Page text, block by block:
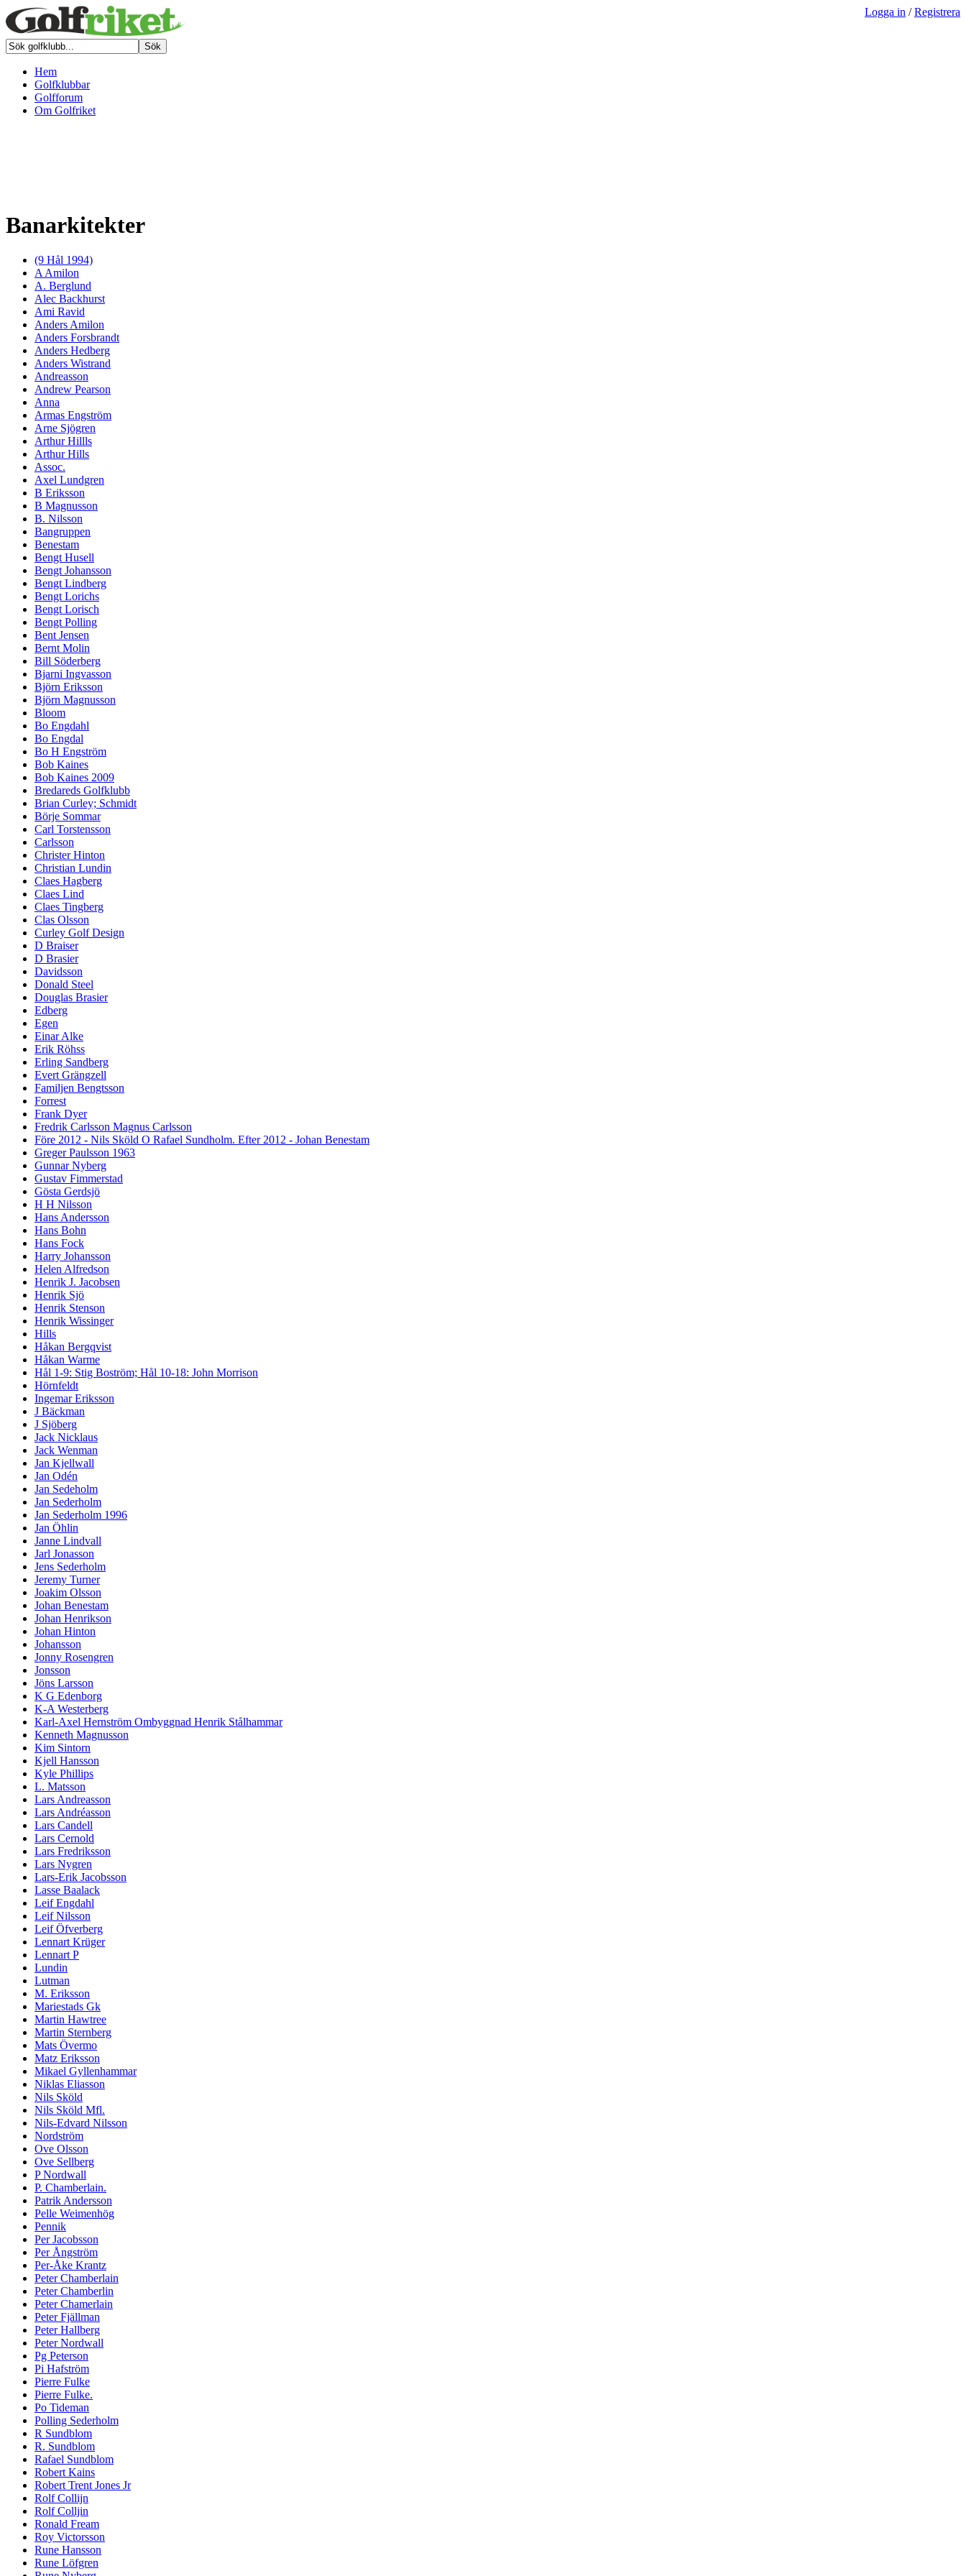
Logga in /Registrera
Hem
Golfklubbar
Golfforum
Om Golfriket
Banarkitekter
(9 Hål 1994)
A Amilon
A. Berglund
Alec Backhurst
Ami Ravid
Anders Amilon
Anders Forsbrandt
Anders Hedberg
Anders Wistrand
Andreasson
Andrew Pearson
Anna
Armas Engström
Arne Sjögren
Arthur Hillls
Arthur Hills
Assoc.
Axel Lundgren
B Eriksson
B Magnusson
B. Nilsson
Bangruppen
Benestam
Bengt Husell
Bengt Johansson
Bengt Lindberg
Bengt Lorichs
Bengt Lorisch
Bengt Polling
Bent Jensen
Bernt Molin
Bill Söderberg
Bjarni Ingvasson
Björn Eriksson
Björn Magnusson
Bloom
Bo Engdahl
Bo Engdal
Bo H Engström
Bob Kaines
Bob Kaines 2009
Bredareds Golfklubb
Brian Curley; Schmidt
Börje Sommar
Carl Torstensson
Carlsson
Christer Hinton
Christian Lundin
Claes Hagberg
Claes Lind
Claes Tingberg
Clas Olsson
Curley Golf Design
D Braiser
D Brasier
Davidsson
Donald Steel
Douglas Brasier
Edberg
Egen
Einar Alke
Erik Röhss
Erling Sandberg
Evert Grängzell
Familjen Bengtsson
Forrest
Frank Dyer
Fredrik Carlsson Magnus Carlsson
Före 2012 - Nils Sköld O Rafael Sundholm. Efter 2012 - Johan Benestam
Greger Paulsson 1963
Gunnar Nyberg
Gustav Fimmerstad
Gösta Gerdsjö
H H Nilsson
Hans Andersson
Hans Bohn
Hans Fock
Harry Johansson
Helen Alfredson
Henrik J. Jacobsen
Henrik Sjö
Henrik Stenson
Henrik Wissinger
Hills
Håkan Bergqvist
Håkan Warme
Hål 1-9: Stig Boström; Hål 10-18: John Morrison
Hörnfeldt
Ingemar Eriksson
J Bäckman
J Sjöberg
Jack Nicklaus
Jack Wenman
Jan Kjellwall
Jan Odén
Jan Sedeholm
Jan Sederholm
Jan Sederholm 1996
Jan Öhlin
Janne Lindvall
Jarl Jonasson
Jens Sederholm
Jeremy Turner
Joakim Olsson
Johan Benestam
Johan Henrikson
Johan Hinton
Johansson
Jonny Rosengren
Jonsson
Jöns Larsson
K G Edenborg
K-A Westerberg
Karl-Axel Hernström Ombyggnad Henrik Stålhammar
Kenneth Magnusson
Kim Sintorn
Kjell Hansson
Kyle Phillips
L. Matsson
Lars Andreasson
Lars Andréasson
Lars Candell
Lars Cernold
Lars Fredriksson
Lars Nygren
Lars-Erik Jacobsson
Lasse Baalack
Leif Engdahl
Leif Nilsson
Leif Öfverberg
Lennart Krüger
Lennart P
Lundin
Lutman
M. Eriksson
Mariestads Gk
Martin Hawtree
Martin Sternberg
Mats Övermo
Matz Eriksson
Mikael Gyllenhammar
Niklas Eliasson
Nils Sköld
Nils Sköld Mfl.
Nils-Edvard Nilsson
Nordström
Ove Olsson
Ove Sellberg
P Nordwall
P. Chamberlain.
Patrik Andersson
Pelle Weimenhög
Pennik
Per Jacobsson
Per Ångström
Per-Åke Krantz
Peter Chamberlain
Peter Chamberlin
Peter Chamerlain
Peter Fjällman
Peter Hallberg
Peter Nordwall
Pg Peterson
Pi Hafström
Pierre Fulke
Pierre Fulke.
Po Tideman
Polling Sederholm
R Sundblom
R. Sundblom
Rafael Sundblom
Robert Kains
Robert Trent Jones Jr
Rolf Collijn
Rolf Colljin
Ronald Fream
Roy Victorsson
Rune Hansson
Rune Löfgren